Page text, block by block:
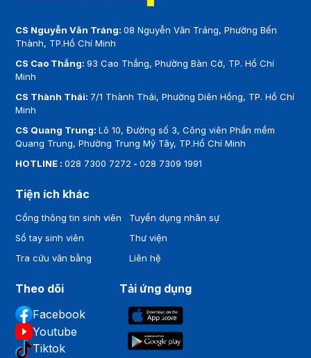
CS Nguyễn Văn Tráng:08 Nguyễn Văn Tráng, Phường Bến
Thành, TP.Hồ Chí Minh
CS Cao Thắng:93 Cao Thắng, Phường Bàn Cờ, TP. Hồ Chí
Minh
CS Thành Thái: 7/1 Thành Thái, Phường Diên Hồng, TP. Hồ Chí
Minh
CS Quang Trung:Lô 10, Đường số 3, Công viên Phần mềm
Quang Trung, Phường Trung Mỹ Tây, TP.Hồ Chí Minh
HOTLINE :028 7300 7272 -028 7309 1991
Tiện ích khác
Cổng thông tin sinh viên
Sổ tay sinh viên
Tra cứu văn bằng
Tuyển dụng nhân sự
Thư viện
Liên hệ
Theo dõi
Facebook
Youtube
Tiktok
Tải ứng dụng